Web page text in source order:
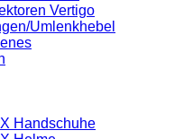
Vertigo
Umlenkhebel
Handschuhe